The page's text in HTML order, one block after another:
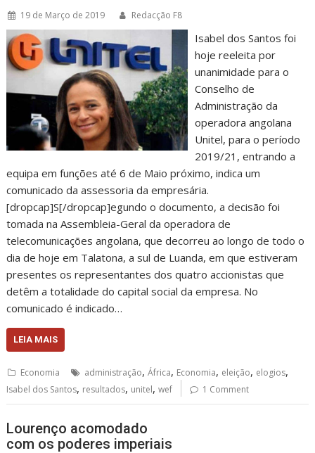
19 de Março de 2019 Redacção F8
Isabel dos Santos foi
hoje reeleita por
unanimidade para o
Conselho de
Administração da
operadora angolana
Unitel, para o período
2019/21, entrando a
equipa em funções até 6 de Maio próximo, indica um
comunicado da assessoria da empresária.
[dropcap]S[/dropcap]egundo o documento, a decisão foi
tomada na Assembleia-Geral da operadora de
telecomunicações angolana, que decorreu ao longo de todo o
dia de hoje em Talatona, a sul de Luanda, em que estiveram
presentes os representantes dos quatro accionistas que
detêm a totalidade do capital social da empresa. No
comunicado é indicado…
LEIA MAIS
Economia administração,África, Economia, eleição, elogios,
Isabel dos Santos, resultados, unitel,wef 1 Comment
Lourenço acomodado
com os poderes imperiais